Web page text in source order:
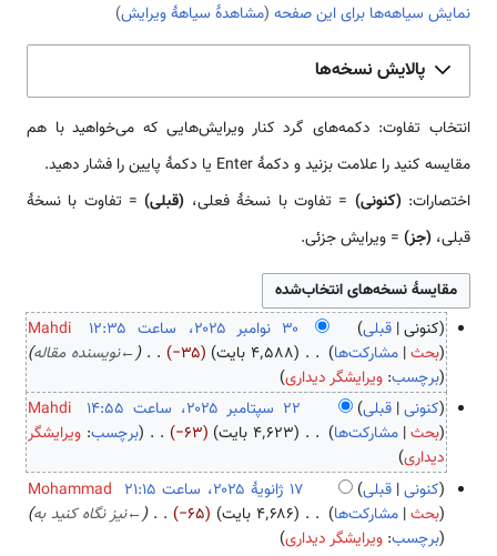
نمایش سیاهه‌ها برای این صفحه (مشاهدهٔ سیاههٔ ویرایش)
پالایش نسخه‌ها
انتخاب تفاوت: دکمه‌های گرد کنار ویرایش‌هایی که می‌خواهید با هم
مقایسه کنید را علامت بزنید و دکمهٔ Enter یا دکمهٔ پایین را فشار دهید.
اختصارات:(کنونی) = تفاوت با نسخهٔ فعلی، (قبلی)= تفاوت با نسخهٔ
قبلی، (جز) = ویرایش جزئی.
کنونی قبلی
Mahdi
بحث مشارکت‌ها ۴٬۵۸۸ بایت −۳۵ ←نویسنده مقاله
برچسب:ویرایشگر دیداری
س
کنونی قبلی
Mahdi
بحث مشارکت‌ها ۴٬۶۲۳ بایت
−۶۳
ب
د
و
ن
برچسب: ویرایشگر
دیداری
کنونی قبلی
Mohammad
بحث مشارکت‌ها ۴٬۶۸۶ بایت −۶۵ ←نیز نگاه کنید به
برچسب:ویرایشگر دیداری